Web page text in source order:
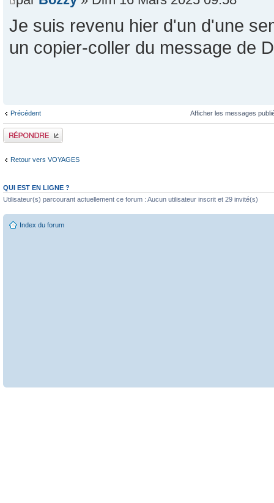
Je suis revenu hier d'un d'une
un copier-coller du message de
Précédent Afficher les messages
Publier une réponse
Retour vers VOYAGES
QUI EST EN LIGNE ?
Utilisateur(s) parcourant actuellement ce forum : Aucun utilisateur inscrit et 29 invité(s)
Index du forum